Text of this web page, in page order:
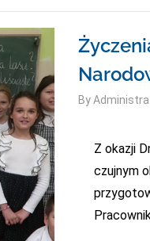
By
Z okazji
czujnym